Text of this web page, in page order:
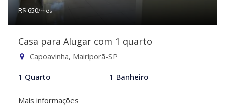
R$ 650/mês
Casa para Alugar com 1 quarto
Capoavinha, Mairiporã-SP
1 Quarto 1 Banheiro
Mais informações